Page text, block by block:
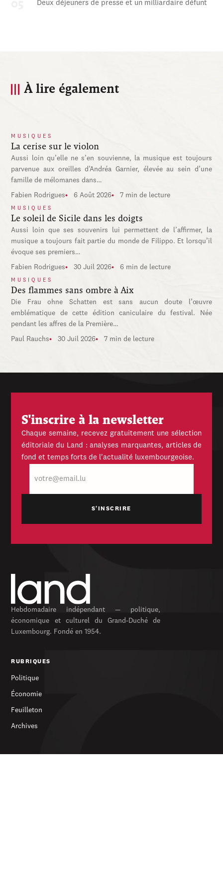
Deux déjeuners de presse et un milliardaire défunt
À lire également
MUSIQUES
La cerise sur le violon
Aussi loin qu’elle ne s’en souvienne, la musique est toujours
parvenue aux oreilles d’Andréa Garnier, élevée au sein d’une
famille de mélomanes dans…
Fabien Rodrigues 6 Août 2026 7 min de lecture
MUSIQUES
Le soleil de Sicile dans les doigts
Aussi loin que ses souvenirs lui permettent de l’affirmer, la
musique a toujours fait partie du monde de Filippo. Et lorsqu’il
évoque ses premiers…
Fabien Rodrigues 30 Juil 2026 6 min de lecture
MUSIQUES
Des flammes sans ombre à Aix
Die Frau ohne Schatten est sans aucun doute l’œuvre
emblématique de cette édition caniculaire du festival. Née
pendant les affres de la Première…
Paul Rauchs 30 Juil 2026 7 min de lecture
S'inscrire à la newsletter
Chaque semaine, recevez gratuitement une sélection
éditoriale du Land : analyses marquantes, articles de
fond et temps forts de l'actualité luxembourgeoise.
mail
Hebdomadaire indépendant — politique,
économique et culturel du Grand-Duché de
Luxembourg. Fondé en 1954.
RUBRIQUES
Politique
Économie
Feuilleton
Archives